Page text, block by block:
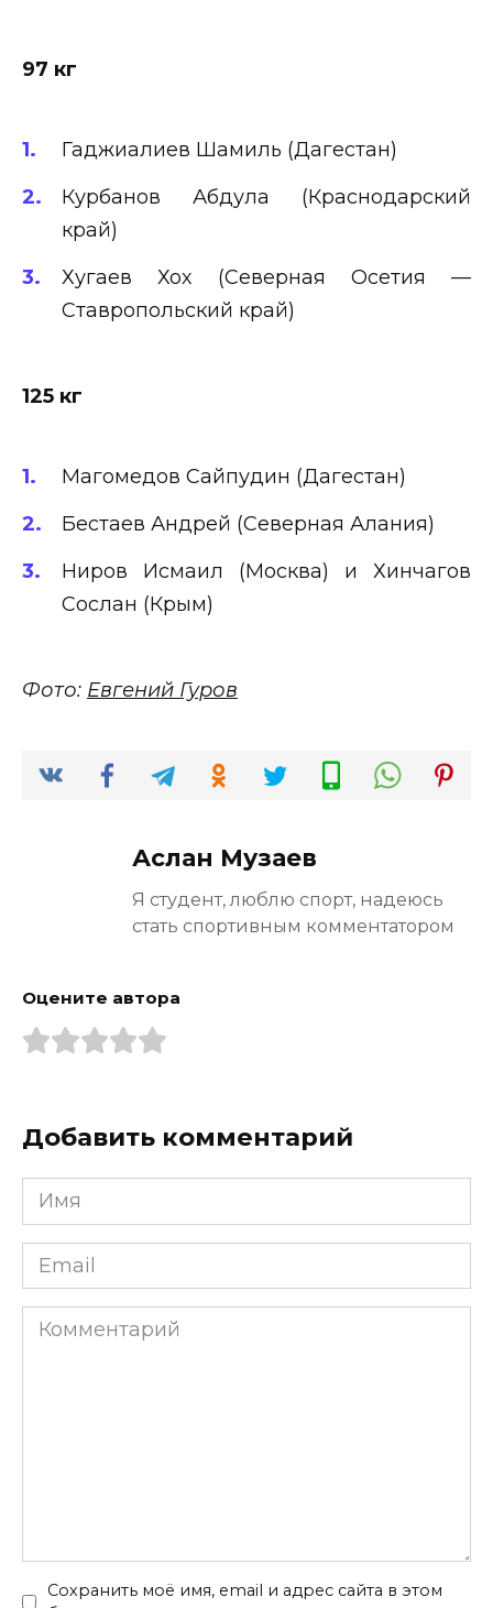
97 кг
Гаджиалиев Шамиль (Дагестан)
Курбанов Абдула (Краснодарский
край)
Хугаев Хох (Северная Осетия —
Ставропольский край)
125 кг
Магомедов Сайпудин (Дагестан)
Бестаев Андрей (Северная Алания)
Ниров Исмаил (Москва) и Хинчагов
Сослан (Крым)
Фото: Евгений Гуров
Аслан Музаев
Я студент, люблю спорт, надеюсь
стать спортивным комментатором
Оцените автора
Добавить комментарий
Имя
*
Email
*
Комментарий
Сохранить моё имя, email и адрес сайта в этом